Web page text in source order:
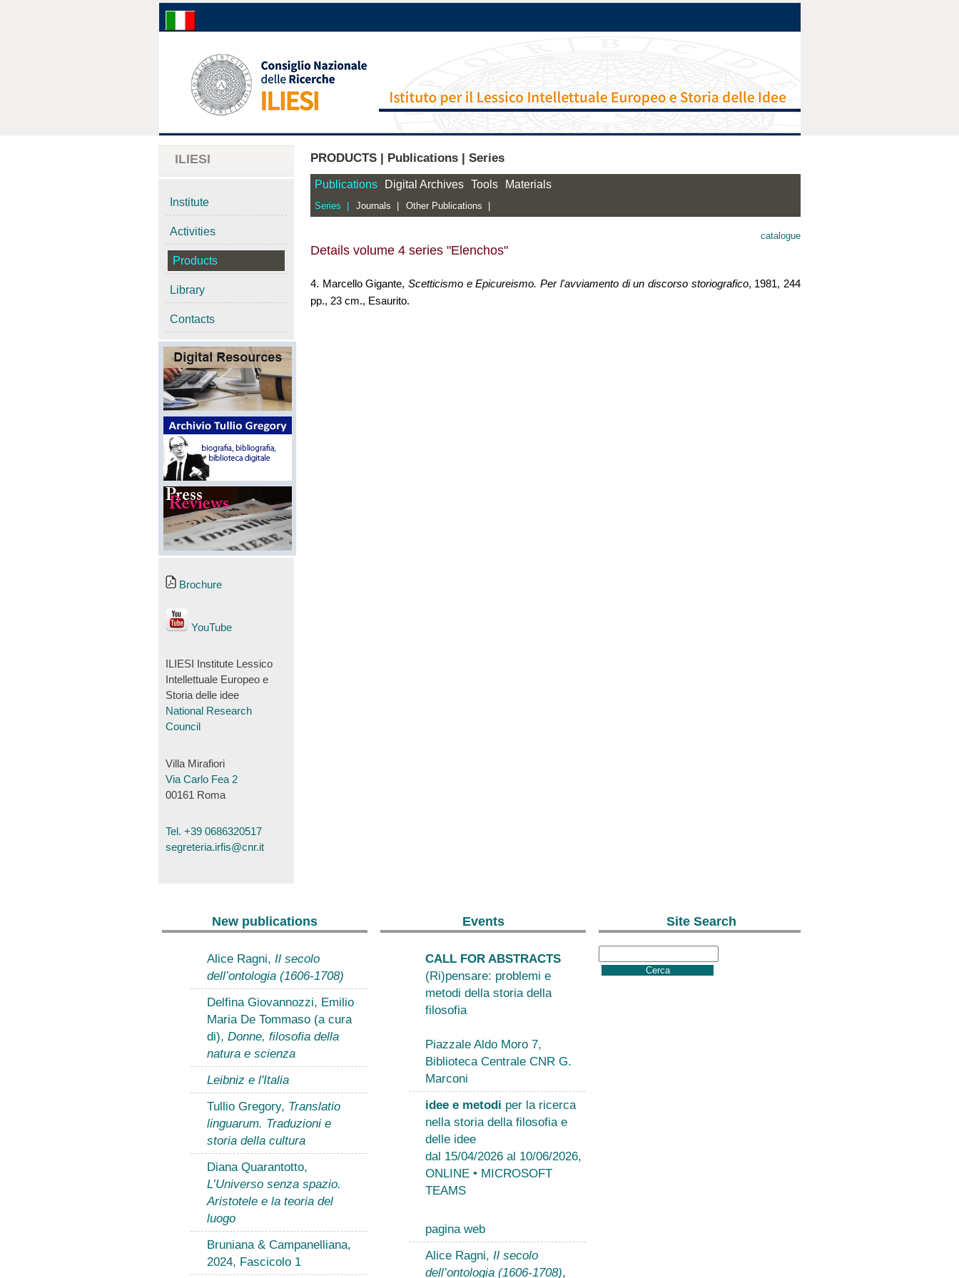
ILIESI
Institute
Activities
Products
Library
Contacts
Brochure
YouTube
ILIESI Institute Lessico
Intellettuale Europeo e
Storia delle idee
National Research
Council
Villa Mirafiori
Via Carlo Fea 2
00161 Roma
Tel. +39 0686320517
segreteria.irfis@cnr.it
PRODUCTS | Publications | Series
Publications Digital Archives Tools Materials
Series | Journals | Other Publications |
Details volume 4 series "Elenchos"
catalogue
4. Marcello Gigante,Scetticismo e Epicureismo. Per l'avviamento di un discorso storiografico, 1981, 244
pp., 23 cm., Esaurito.
New publications
Alice Ragni, Il secolo
dell’ontologia (1606-1708)
Delfina Giovannozzi, Emilio
Maria De Tommaso (a cura
di), Donne, filosofia della
natura e scienza
Leibniz e l'Italia
Tullio Gregory, Translatio
linguarum. Traduzioni e
storia della cultura
Diana Quarantotto,
L’Universo senza spazio.
Aristotele e la teoria del
luogo
Bruniana & Campanelliana,
2024, Fascicolo 1
Events
CALL FOR ABSTRACTS
(Ri)pensare: problemi e
metodi della storia della
filosofia
Piazzale Aldo Moro 7,
Biblioteca Centrale CNR G.
Marconi
idee e metodi per la ricerca
nella storia della filosofia e
delle idee
dal 15/04/2026 al 10/06/2026,
ONLINE • MICROSOFT
TEAMS
pagina web
Alice Ragni, Il secolo
dell’ontologia (1606-1708),
Site Search